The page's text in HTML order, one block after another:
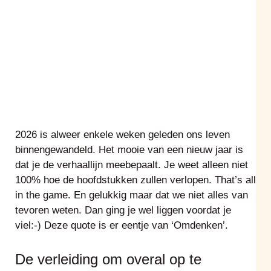
2026 is alweer enkele weken geleden ons leven
binnengewandeld. Het mooie van een nieuw jaar is
dat je de verhaallijn meebepaalt. Je weet alleen niet
100% hoe de hoofdstukken zullen verlopen. That’s all
in the game. En gelukkig maar dat we niet alles van
tevoren weten. Dan ging je wel liggen voordat je
viel:-) Deze quote is er eentje van ‘Omdenken’.
De verleiding om overal op te
LOOPBAANSTART